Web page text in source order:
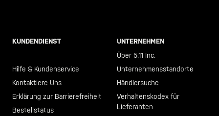
KUNDENDIENST
Hilfe & Kundenservice
Kontaktiere Uns
Erklärung zur Barrierefreiheit
Bestellstatus
UNTERNEHMEN
Über 5.11 Inc.
Unternehmensstandorte
Händlersuche
Verhaltenskodex für
Lieferanten